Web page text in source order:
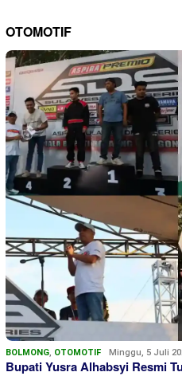
OTOMOTIF
BOLMONG, OTOMOTIF Minggu, 5 Juli
Bupati Yusra Alhabsyi Resmi